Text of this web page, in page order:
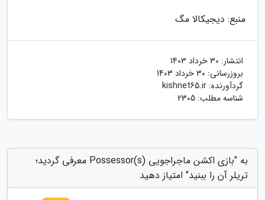
منبع: دیجیکالا مگ
انتشار: 30 خرداد 1403
بروزرسانی: 30 خرداد 1403
گردآورنده: kishnet65.ir
شناسه مطلب: 2305
به "بازی اکشن ماجراجویی Possessor(s) معرفی گردید؛
تریلر آن را ببنید" امتیاز دهید